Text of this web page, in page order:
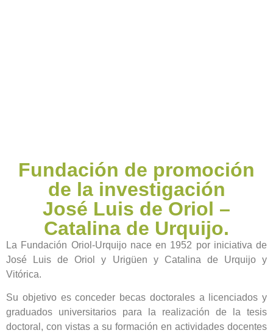
Fundación de promoción
de la investigación
José Luis de Oriol –
Catalina de Urquijo.
La Fundación Oriol-Urquijo nace en 1952 por iniciativa de
José Luis de Oriol y Urigüen y Catalina de Urquijo y
Vitórica.
Su objetivo es conceder becas doctorales a licenciados y
graduados universitarios para la realización de la tesis
doctoral, con vistas a su formación en actividades docentes